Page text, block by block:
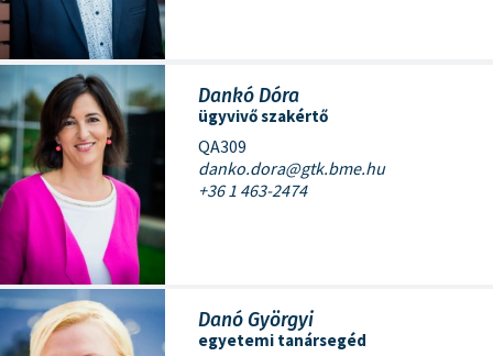
Dankó Dóra
ügyvivő szakértő
QA309
danko.dora@gtk.bme.hu
+36 1 463-2474
Danó Györgyi
egyetemi tanársegéd